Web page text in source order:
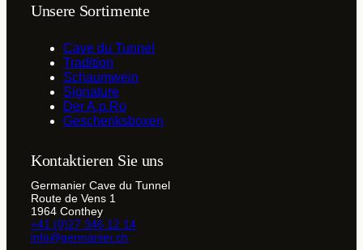
Unsere Sortimente
Cave du Tunnel
Tradition
Schaumwein
Signature
Der A.p.Ro
Geschenksboxen
Kontaktieren Sie uns
Germanier Cave du Tunnel
Route de Vens 1
1964 Conthey
+41 (0)27 346 12 14
info@germanier.ch